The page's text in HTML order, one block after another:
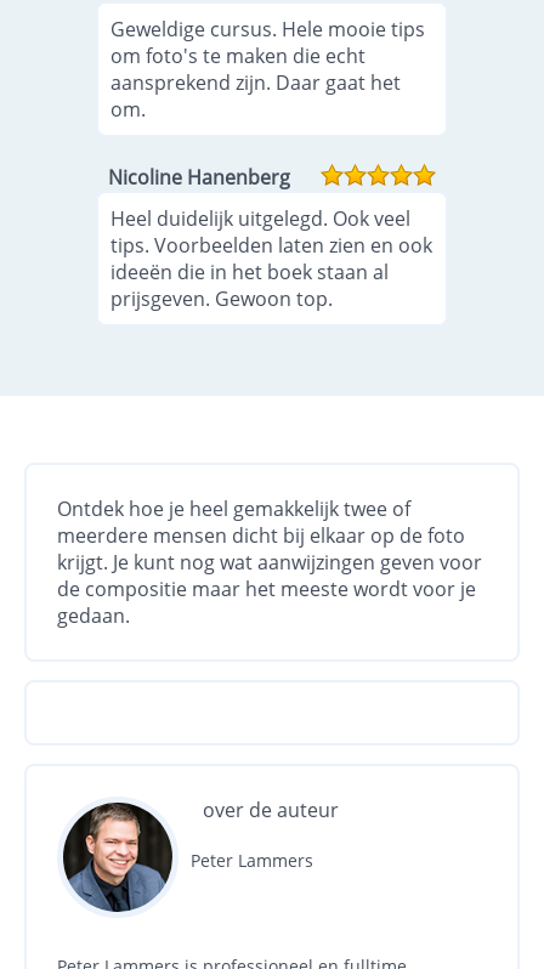
Geweldige cursus. Hele mooie tips
om foto's te maken die echt
aansprekend zijn. Daar gaat het
om.
Nicoline Hanenberg
Heel duidelijk uitgelegd. Ook veel
tips. Voorbeelden laten zien en ook
ideeën die in het boek staan al
prijsgeven. Gewoon top.
Ontdek hoe je heel gemakkelijk twee of
meerdere mensen dicht bij elkaar op de foto
krijgt. Je kunt nog wat aanwijzingen geven voor
de compositie maar het meeste wordt voor je
gedaan.
over de auteur
Peter Lammers